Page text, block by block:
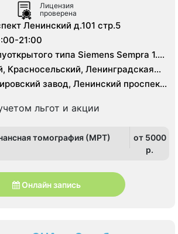
Лицензия
проверена
Ленинский д.101 стр.5
21:00
типа Siemens Sempra 1.5
Maxima 128 срезов,
Красносельский, Ленинградская
завод, Ленинский проспект,
льгот и акции
томография (МРТ)
от 5000
p.
Онлайн запись